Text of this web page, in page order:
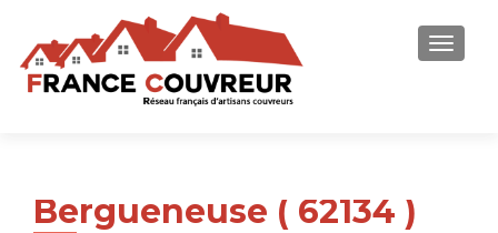
Bergueneuse ( 62134 )